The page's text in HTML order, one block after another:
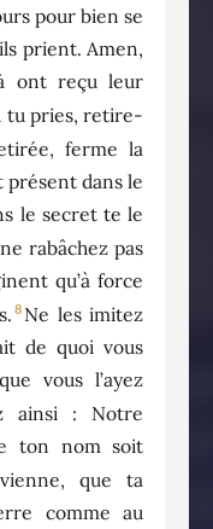
pour bien se
prient. Amen,
ont reçu leur
tu pries, retire-
ferme la
dans le
le secret te le
rabâchez pas
qu’à force
8 Ne les imitez
de quoi vous
vous l’ayez
ainsi : Notre
ton nom soit
que ta
comme au